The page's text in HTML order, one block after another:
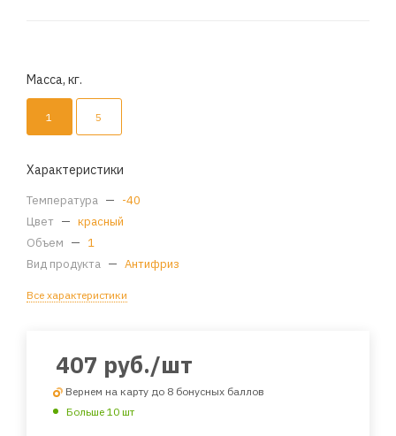
Масса, кг.
1 5
Характеристики
Температура — -40
Цвет — красный
Объем — 1
Вид продукта — Антифриз
Все характеристики
407 руб./шт
Вернем на карту до 8 бонусных баллов
Больше 10 шт